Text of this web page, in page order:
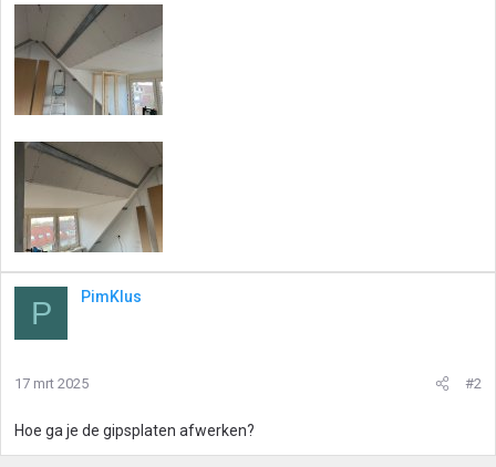
P PimKlus
17 mrt 2025 #2
Hoe ga je de gipsplaten afwerken?